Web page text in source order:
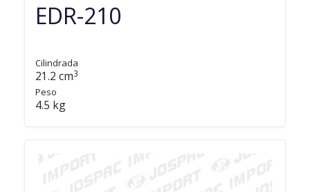
EDR-210
Cilindrada
21.2 cm3
Peso
4.5 kg